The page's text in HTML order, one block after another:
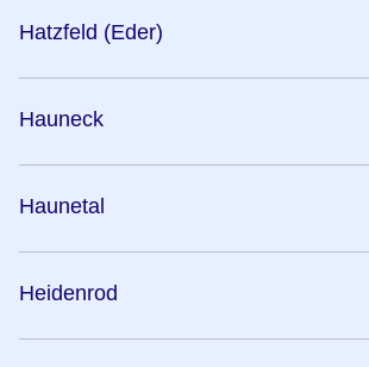
Hatzfeld (Eder)
Hauneck
Haunetal
Heidenrod